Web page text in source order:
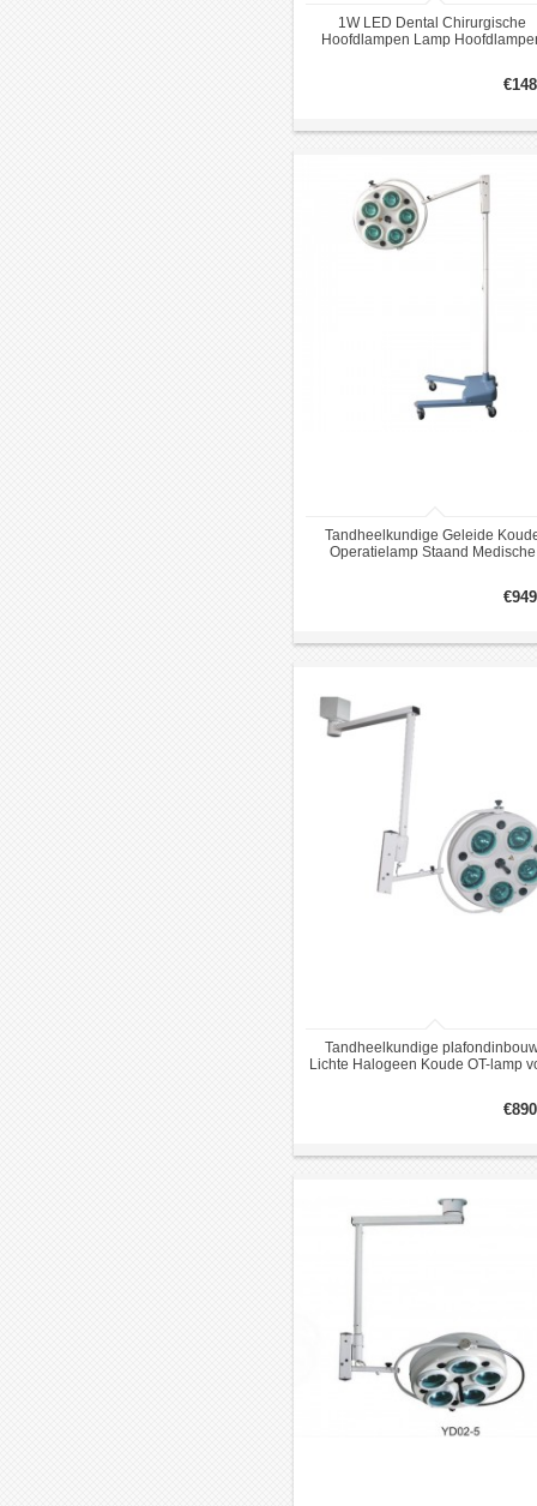
1W LED Dental Chirurgische
Hoofdlampen Lamp
Tandheelkundige Geleide
Operatielamp Staand Medische
Tandheelkundige
Lichte Halogeen Koude OT-lamp